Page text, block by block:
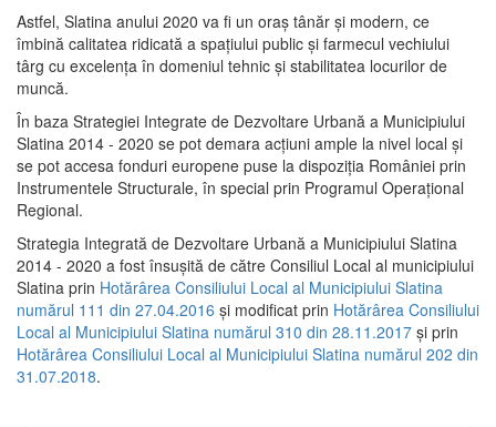
Astfel, Slatina anului 2020 va fi un oraş tânăr şi modern, ce
îmbină calitatea ridicată a spaţiului public şi farmecul vechiului
târg cu excelenţa în domeniul tehnic şi stabilitatea locurilor de
muncă.
În baza Strategiei Integrate de Dezvoltare Urbană a Municipiului
Slatina 2014 - 2020 se pot demara acţiuni ample la nivel local şi
se pot accesa fonduri europene puse la dispoziţia României prin
Instrumentele Structurale, în special prin Programul Operațional
Regional.
Strategia Integrată de Dezvoltare Urbană a Municipiului Slatina
2014 - 2020 a fost însuşită de către Consiliul Local al municipiului
Slatina prin Hotărârea Consiliului Local al Municipiului Slatina
numărul 111 din 27.04.2016 și modificat prin Hotărârea Consiliului
Local al Municipiului Slatina numărul 310 din 28.11.2017 și prin
Hotărârea Consiliului Local al Municipiului Slatina numărul 202 din
31.07.2018.